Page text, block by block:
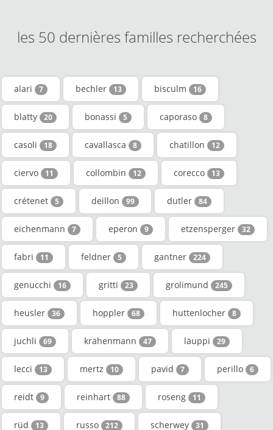
les 50 dernières familles recherchées
alari 7 bechler 13 bisculm 16
blatty 20 bonassi 5 caporaso 8
casoli 18 cavallasca 8 chatillon 12
ciervo 11 collombin 12 corecco 13
crétenet 5 deillon 99 dutler 84
eichenmann 7 eperon 9 etzensperger 32
fabri 11 feldner 5 gantner 224
genucchi 16 gritti 23 grolimund 245
heusler 36 hoppler 68 huttenlocher 8
juchli 69 krähenmann 47 läuppi 29
lecci 13 mertz 10 pavid 7 perillo 6
reidt 9 reinhart 88 roseng 11
rüd 13 russo 212 scherwey 31